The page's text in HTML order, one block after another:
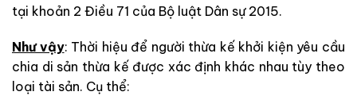
tại khoản 2 Điều 71 của Bộ luật Dân sự 2015.
Như vậy: Thời hiệu để người thừa kế khởi kiện yêu cầu
chia di sản thừa kế được xác định khác nhau tùy theo
loại tài sản. Cụ thể: